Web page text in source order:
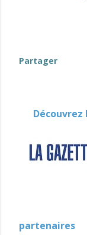
Partager
Découvrez
partenaires